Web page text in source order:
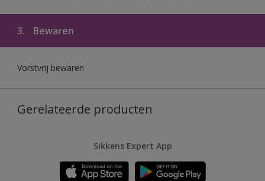
3. Bewaren
Vorstvrij bewaren
Gerelateerde producten
Sikkens Expert App